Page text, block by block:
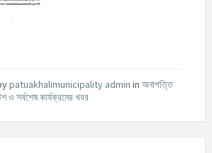
patuakhalimunicipality admin in অনাপত্তি
ও সর্বশেষ কার্যক্রমের খবর